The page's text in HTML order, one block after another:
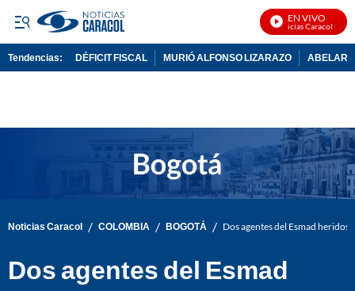
EN VIVO
Noticias Caracol En
Tendencias: DÉFICIT FISCAL MURIÓ ALFONSO LIZARAZO
Noticias Caracol / COLOMBIA / BOGOTÁ / Dos agentes del Esmad
Dos agentes del Esmad